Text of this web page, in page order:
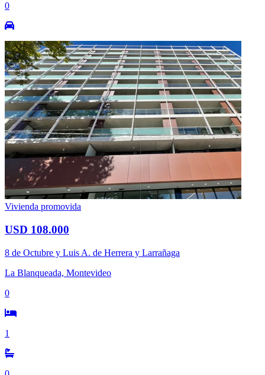
0
Vivienda promovida
USD 108.000
8 de Octubre y Luis A. de Herrera y Larrañaga
La Blanqueada, Montevideo
0
1